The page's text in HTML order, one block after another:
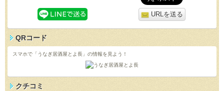
URLを送る
QRコード
スマホで「うなぎ居酒屋とよ長」の情報を見よう！
クチコミ